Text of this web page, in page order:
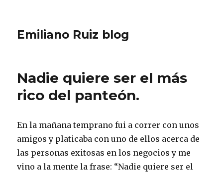
Emiliano Ruiz blog
Nadie quiere ser el más
rico del panteón.
En la mañana temprano fui a correr con unos
amigos y platicaba con uno de ellos acerca de
las personas exitosas en los negocios y me
vino a la mente la frase: “Nadie quiere ser el